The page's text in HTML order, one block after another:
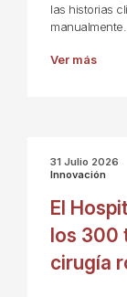
las historias
manualmente.
Ver más
31 Julio 2026
Innovación
El
los 300
cirugía